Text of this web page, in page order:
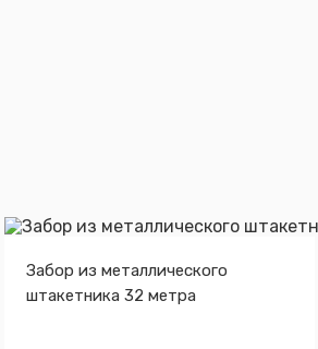
Забор из металлического
штакетника 32 метра